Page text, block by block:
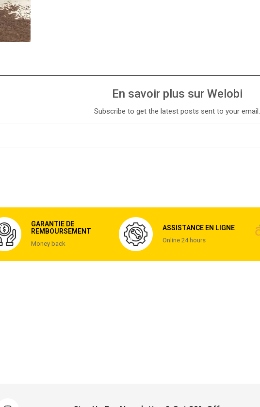
En savoir plus sur Welobi
Subscribe to get the latest posts sent to your email.
GARANTIE DE
REMBOURSEMENT
Money back
ASSISTANCE EN LIGNE
Online 24 hours